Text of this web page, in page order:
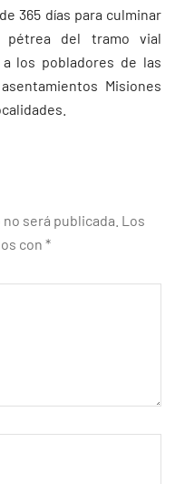
365 días para culminar
pétrea del tramo vial
los pobladores de las
Misiones
será publicada. Los
con *